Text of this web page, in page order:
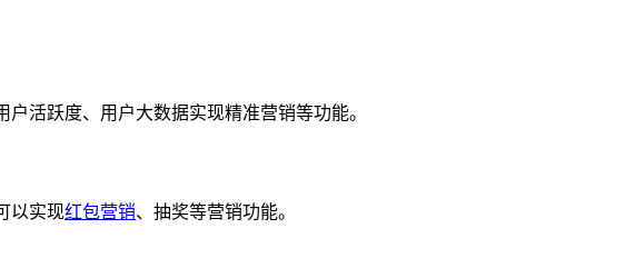
活跃度、用户大数据实现精准营销等功能。
以实现红包营销、抽奖等营销功能。